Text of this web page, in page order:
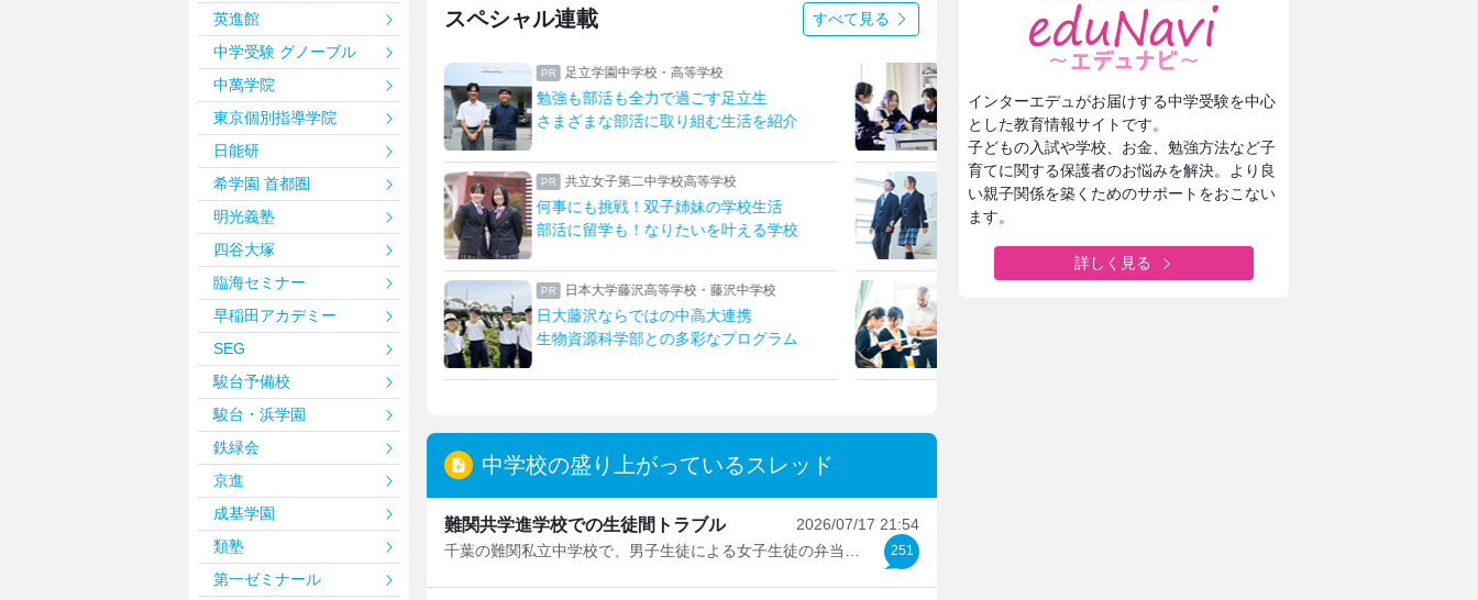
スペシャル連載 すべて見る
足立学園中学校・高等学校
勉強も部活も全力で過ごす足立生
さまざまな部活に取り組む生活を紹介
共立女子第二中学校高等学校
何事にも挑戦！双子姉妹の学校生活
部活に留学も！なりたいを叶える学校
日本大学藤沢高等学校・藤沢中学校
日大藤沢ならではの中高大連携
生物資源科学部との多彩なプログラム
桜丘中学・高等学校
教員と進路指導専属スタッフが支える
桜丘独自の学習支援体制とは
八王子学園八王子中学校・高等学校
一橋大・東京科学大に合格！
先生とマンツーマンで描く未来
女子聖学院中学校高等学校
英語グローバルとサイエンスを強化！
「新たな女子聖」への改革
上野学園中学校・高等学校
ハープやフルート！ひとり一つの楽器
上野ならではのフィールドワーク
瀧野川女子学園中学高等学校
生成AIを“アシスタント”に
発想を形にする授業でキャリア教育
中学校の盛り上がっているスレッド
難関共学進学校での生徒間トラブル
2026/07/17 21:54
千葉の難関私立中学校で、男子生徒による女子生徒の弁当への...
251
英進館
中学受験 グノーブル
中萬学院
東京個別指導学院
日能研
希学園 首都圏
明光義塾
四谷大塚
臨海セミナー
早稲田アカデミー
SEG
駿台予備校
駿台・浜学園
鉄緑会
京進
成基学園
類塾
第一ゼミナール
インターエデュがお届けする中学受験を中心
とした教育情報サイトです。
子どもの入試や学校、お金、勉強方法など子
育てに関する保護者のお悩みを解決。より良
い親子関係を築くためのサポートをおこない
ます。
詳しく見る